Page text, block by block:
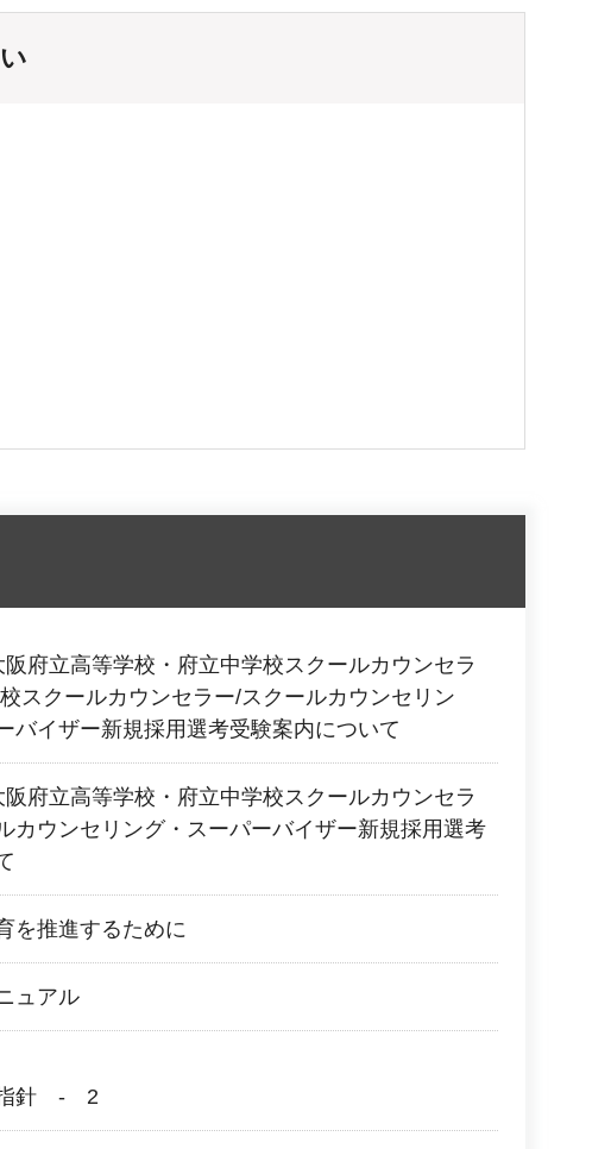
府立高等学校・府立中学校スクールカウンセラ
スクールカウンセラー/スクールカウンセリン
バイザー新規採用選考受験案内について
府立高等学校・府立中学校スクールカウンセラ
カウンセリング・スーパーバイザー新規採用選考
を推進するために
ュアル
指針 - 2